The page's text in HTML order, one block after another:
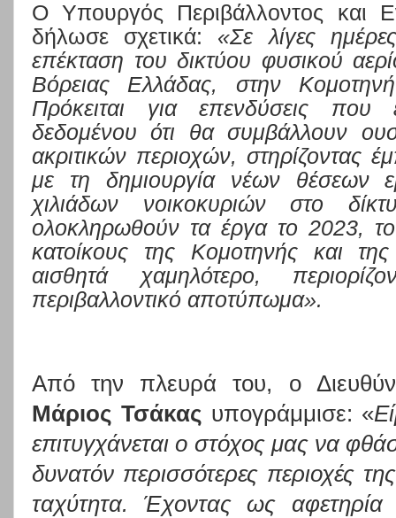
Ο Υπουργός Περιβάλλοντος και
δήλωσε σχετικά:
«Σε λίγες
επέκταση του δικτύου φυσικού
Βόρειας Ελλάδας, στην
Πρόκειται για επενδύσεις που
δεδομένου ότι θα συμβάλλουν
ακριτικών περιοχών, στηρίζοντας
με τη δημιουργία νέων θέσεων
χιλιάδων νοικοκυριών στο
ολοκληρωθούν τα έργα το 2023, το
κατοίκους της Κομοτηνής και
αισθητά χαμηλότερο,
περιβαλλοντικό αποτύπωμα».
Από την πλευρά του, ο
Μάριος Τσάκας υπογράμμισε: «
επιτυγχάνεται ο στόχος μας να
δυνατόν περισσότερες περιοχές
ταχύτητα. Έχοντας ως αφετηρία